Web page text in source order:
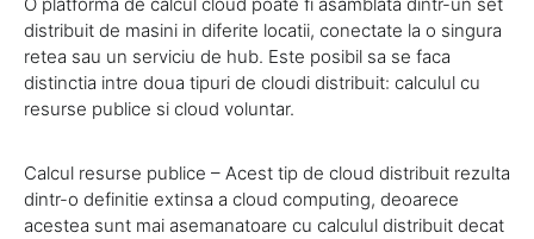
distribuit de masini in diferite locatii, conectate la o singura
retea sau un serviciu de hub. Este posibil sa se faca
distinctia intre doua tipuri de cloudi distribuit: calculul cu
resurse publice si cloud voluntar.
Calcul resurse publice – Acest tip de cloud distribuit rezulta
dintr-o definitie extinsa a cloud computing, deoarece
acestea sunt mai asemanatoare cu calculul distribuit decat